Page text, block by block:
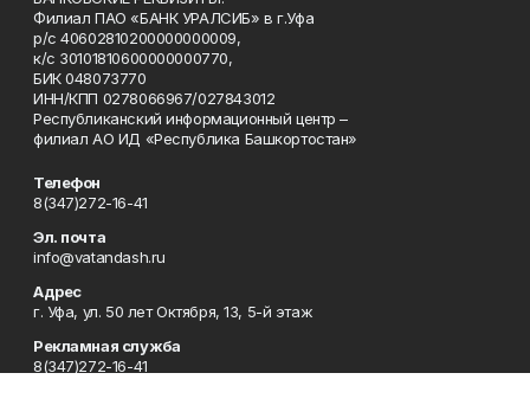
Филиал ПАО «БАНК УРАЛСИБ» в г.Уфа
р/с 40602810200000000009,
к/с 30101810600000000770,
БИК 048073770
ИНН/КПП 0278066967/027843012
Республиканский информационный центр –
филиал АО ИД «Республика Башкортостан»
Телефон
8(347)272-16-41
Эл. почта
info@vatandash.ru
Адрес
г. Уфа, ул. 50 лет Октября, 13, 5-й этаж
Рекламная служба
8(347)272-16-41